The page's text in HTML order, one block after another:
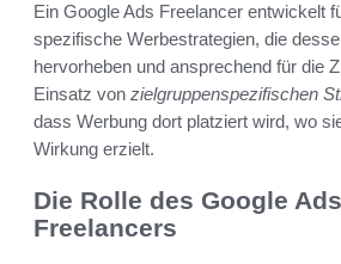
Ein Google Ads Freelancer entwickelt
spezifische Werbestrategien, die
hervorheben und ansprechend für die
Einsatz von zielgruppenspezifischen
dass Werbung dort platziert wird, wo
Wirkung erzielt.
Die Rolle des Google
Freelancers